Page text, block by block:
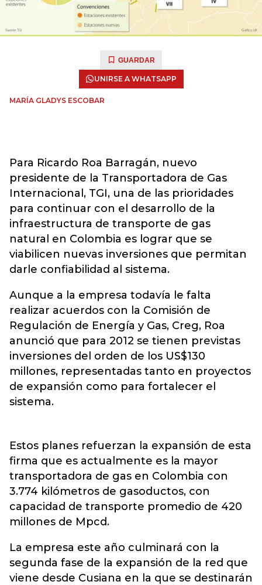
GUARDAR
UNIRSE A WHATSAPP
MARÍA GLADYS ESCOBAR
Para Ricardo Roa Barragán, nuevo
presidente de la Transportadora de Gas
Internacional, TGI, una de las prioridades
para continuar con el desarrollo de la
infraestructura de transporte de gas
natural en Colombia es lograr que se
viabilicen nuevas inversiones que permitan
darle confiabilidad al sistema.
Aunque a la empresa todavía le falta
realizar acuerdos con la Comisión de
Regulación de Energía y Gas, Creg, Roa
anunció que para 2012 se tienen previstas
inversiones del orden de los US$130
millones, representadas tanto en proyectos
de expansión como para fortalecer el
sistema.
Estos planes refuerzan la expansión de esta
firma que es actualmente es la mayor
transportadora de gas en Colombia con
3.774 kilómetros de gasoductos, con
capacidad de transporte promedio de 420
millones de Mpcd.
La empresa este año culminará con la
segunda fase de la expansión de la red que
viene desde Cusiana en la que se destinarán